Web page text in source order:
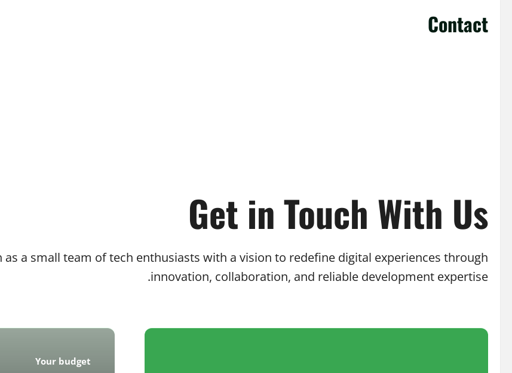
Contact
Get in Touch With Us
as a small team of tech enthusiasts with a vision to redefine digital experiences through
innovation, collaboration, and reliable development expertise.
Your budget